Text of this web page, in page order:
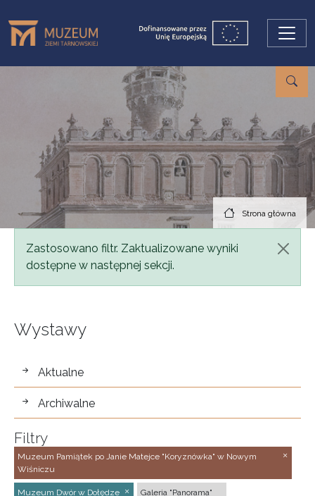
Strona główna
Komunikat
Zastosowano filtr. Zaktualizowane wyniki
dostępne w następnej sekcji.
Wystawy
wystawy
Aktualne
Archiwalne
Filtry
Muzeum Pamiątek po Janie Matejce "Koryznówka" w Nowym
Wiśniczu
Muzeum Dwór w Dołędze Galeria "Panorama"